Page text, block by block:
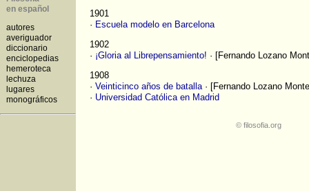
1901
· Escuela modelo en Barcelona
1902
· ¡Gloria al Librepensamiento! · [Fernando Lozano
1908
· Veinticinco años de batalla· [Fernando Lozano
· Universidad Católica en Madrid
© filosofia.org